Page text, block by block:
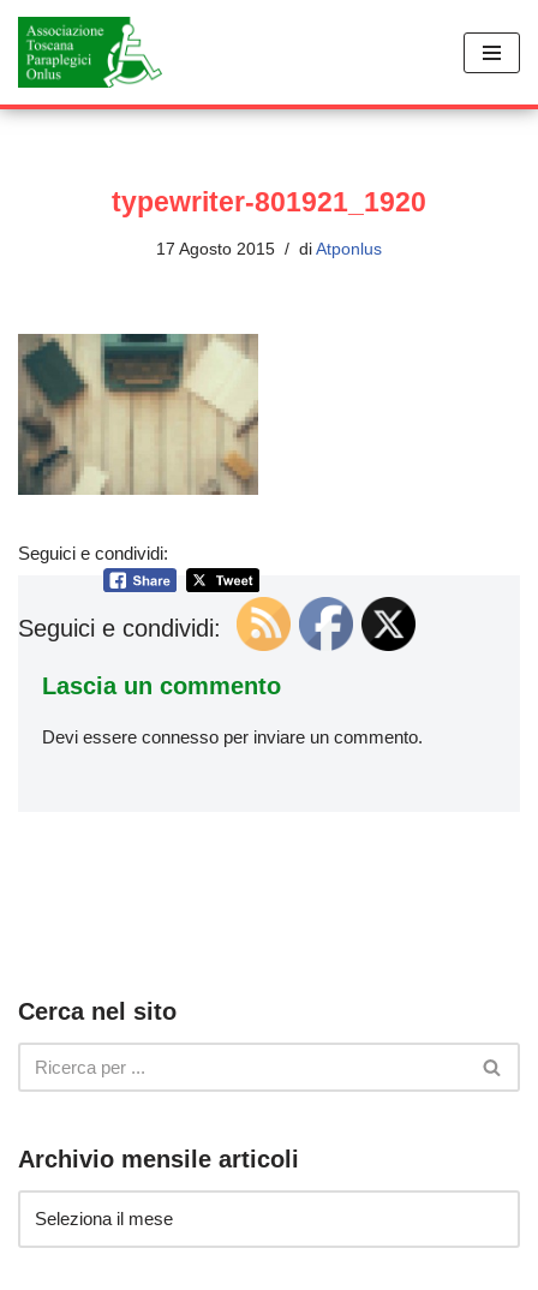
Vai
al
contenuto
typewriter-801921_1920
17 Agosto 2015 di Atponlus
Seguici e condividi:
Seguici e condividi:
Lascia un commento
Devi essere connesso per inviare un commento.
Cerca nel sito
Archivio mensile articoli